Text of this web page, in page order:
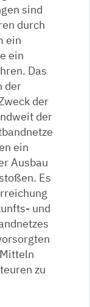
sind
durch
ein
ein
Das
der
der
der
ein
Ausbau
Es
und
zu